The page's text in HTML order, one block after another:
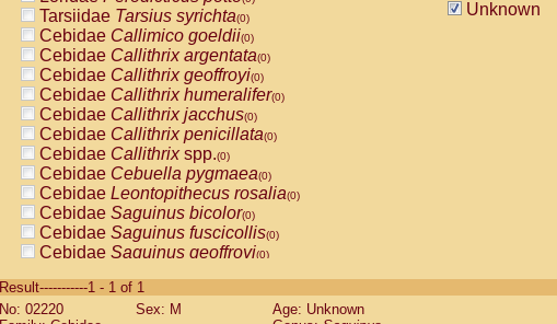
Tarsiidae Tarsius syrichta(0)
Cebidae Callimico goeldii(0)
Cebidae Callithrix argentata(0)
Cebidae Callithrix geoffroyi(0)
Cebidae Callithrix humeralifer(0)
Cebidae Callithrix jacchus(0)
Cebidae Callithrix penicillata(0)
Cebidae Callithrixspp.(0)
Cebidae Cebuella pygmaea(0)
Cebidae Leontopithecus rosalia(0)
Cebidae Saguinus bicolor(0)
Cebidae Saguinus fuscicollis(0)
Cebidae Saguinus geoffroyi(0)
CebidaeSaguinus labiatus(0)
Cebidae Saguinus leucopus (0)
Unknown
Result-----------1 - 1 of 1
No: 02220
Sex: M
Age: Unknown